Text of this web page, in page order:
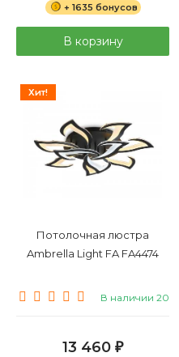
+ 1635 бонусов
В корзину
Хит!
Потолочная люстра
Ambrella Light FA FA4474
В наличии 20
13 460 ₽